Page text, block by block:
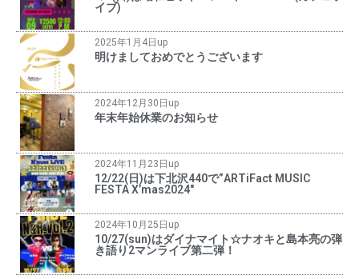
イブ)
2025年1月4日up
明けましておめでとうございます
2024年12月30日up
年末年始休業のお知らせ
2024年11月23日up
12/22(日)は下北沢440で”ARTiFact MUSIC
FESTA X’mas2024″
2024年10月25日up
10/27(sun)はダイナマイト☆ナオキと島本亮の弾
き語り2マンライブ第二弾！